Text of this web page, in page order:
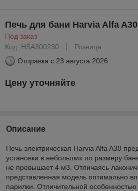
Печь для бани Harvia Alfa
Под заказ
Код: HSA300230
Розница
Отправка с 23 августа 2026
Цену уточняйте
Описание
Печь электрическая Harvia Alfa A30
установки в небольших по размеру
не превышает 4 м3 . Отличаясь
представленная модель оптимально
парилки. Отличительной